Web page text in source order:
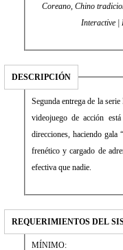
Coreano, Chino
DESCRIPCIÓN
Segunda entrega de la
videojuego de acción
direcciones, haciendo gala
frenético y cargado de
efectiva que nadie.
REQUERIMIENTOS DEL
MÍNIMO: